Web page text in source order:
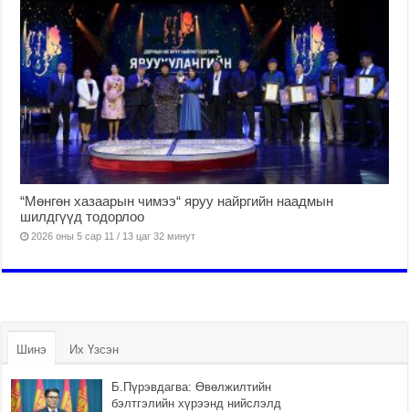
“Мөнгөн хазаарын чимээ“ яруу найргийн наадмын
шилдгүүд тодорлоо
2026 оны 5 сар 11 / 13 цаг 32 минут
Шинэ Их Үзсэн
Б.Пүрэвдагва: Өвөлжилтийн
бэлтгэлийн хүрээнд нийслэлд